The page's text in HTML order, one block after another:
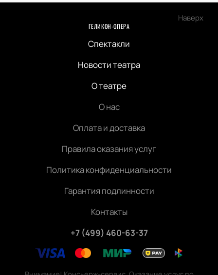
Наверх
ГЕЛИКОН-ОПЕРА
Спектакли
Новости театра
О театре
О нас
Оплата и доставка
Правила оказания услуг
Политика конфиденциальности
Гарантия подлинности
Контакты
+7 (499) 460-63-37